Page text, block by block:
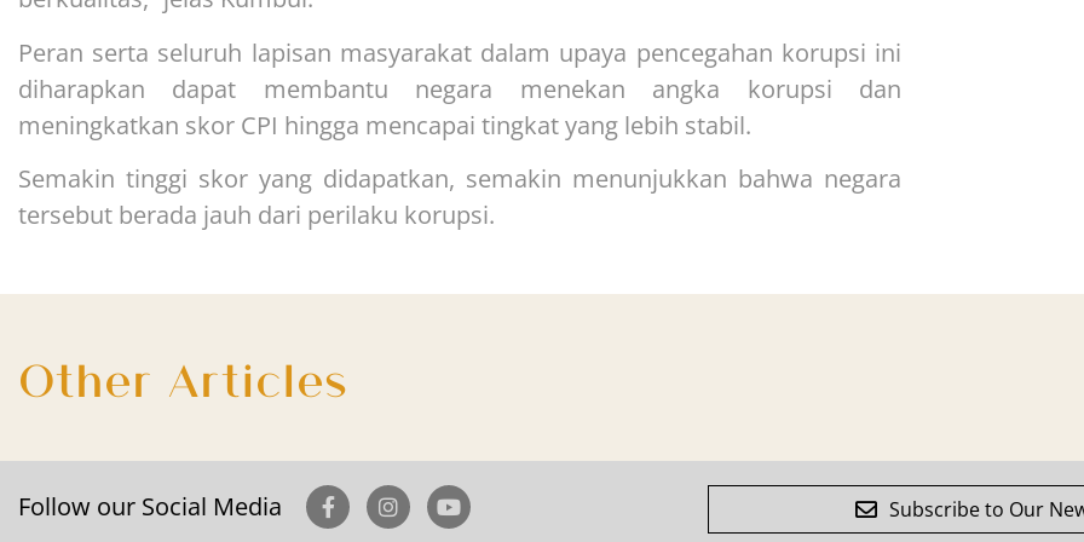
Peran serta seluruh lapisan masyarakat dalam upaya pencegahan korupsi ini
diharapkan dapat membantu negara menekan angka korupsi dan
meningkatkan skor CPI hingga mencapai tingkat yang lebih stabil.
Semakin tinggi skor yang didapatkan, semakin menunjukkan bahwa negara
tersebut berada jauh dari perilaku korupsi.
Other Articles
Follow our Social Media Subscribe to Our